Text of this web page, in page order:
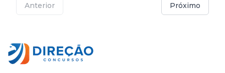
Anterior Próximo